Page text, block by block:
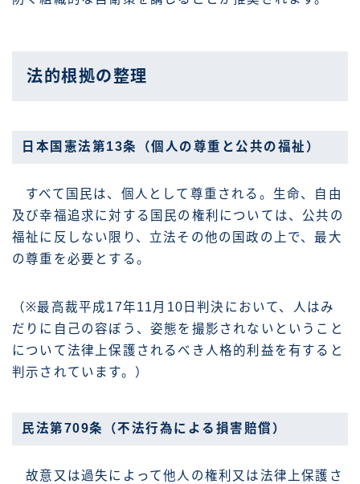
法的根拠の整理
日本国憲法第13条（個人の尊重と公共の福祉）
すべて国民は、個人として尊重される。生命、自由
及び幸福追求に対する国民の権利については、公共の
福祉に反しない限り、立法その他の国政の上で、最大
の尊重を必要とする。
（※最高裁平成17年11月10日判決において、人はみ
だりに自己の容ぼう、姿態を撮影されないということ
について法律上保護されるべき人格的利益を有すると
判示されています。）
民法第709条（不法行為による損害賠償）
故意又は過失によって他人の権利又は法律上保護さ